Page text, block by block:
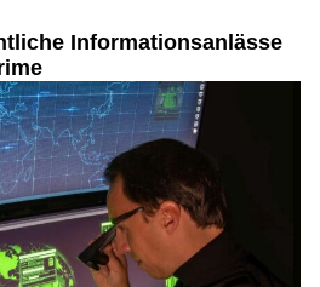
Informationsanlässe